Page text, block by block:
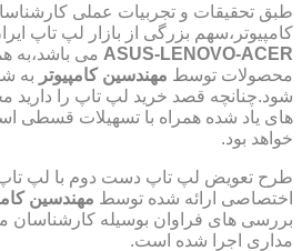
طبق تحقیقات و تجربیات عملی
کامپیوتر،سهم بزرگی از بازار لپ تاپ
ASUS-LENOVO-ACER می باشد،به
محصولات توسط مهندسین کامپیوتر به
شود.چنانچه قصد خرید لپ تاپ را دارید
های یاد شده همراه با تسهیلات قسطی
خواهد بود.
طرح تعویض لپ تاپ دست دوم با لپ تاپ
اختصاصی ارائه شده توسط مهندسین
بررسی های فراوان بوسیله
مداری اجرا شده است.